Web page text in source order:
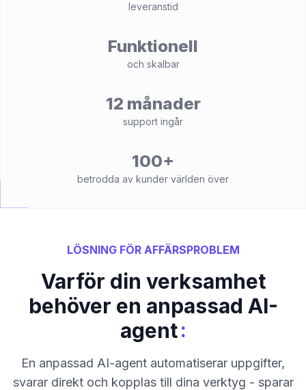
leveranstid
Funktionell
och skalbar
12 månader
support ingår
100+
betrodda av kunder världen över
LÖSNING FÖR AFFÄRSPROBLEM
Varför din verksamhet
behöver en anpassad AI-
agent:
En anpassad AI-agent automatiserar uppgifter,
svarar direkt och kopplas till dina verktyg - sparar